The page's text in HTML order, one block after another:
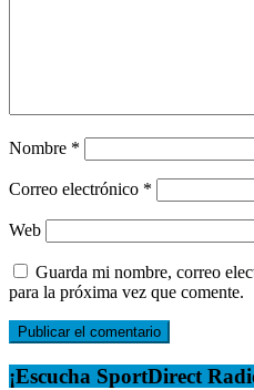
Nombre *
Correo electrónico *
Web
Guarda mi nombre, correo
para la próxima vez que comente.
¡Escucha SportDirect